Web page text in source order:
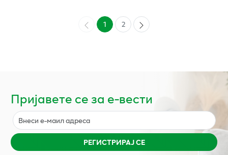
1 2
Пријавете се за е-вести
РЕГИСТРИРАЈ СЕ